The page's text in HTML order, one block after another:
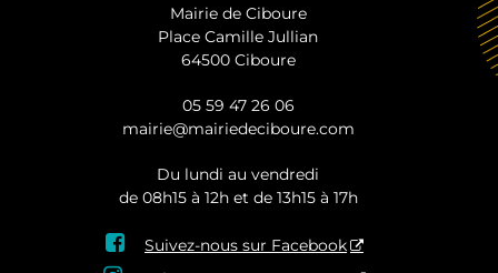
Mairie de Ciboure
Place Camille Jullian
64500 Ciboure
05 59 47 26 06
mairie@mairiedeciboure.com
Du lundi au vendredi
de 08h15 à 12h et de 13h15 à 17h
 Suivez-nous sur Facebook